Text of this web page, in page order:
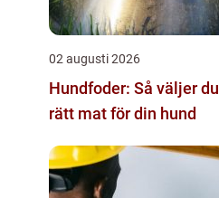
02 augusti 2026
Hundfoder: Så väljer du
rätt mat för din hund